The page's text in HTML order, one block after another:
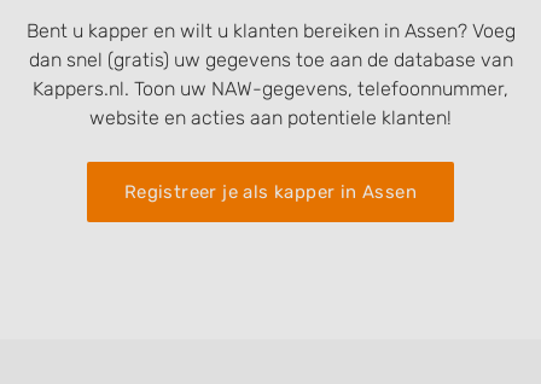
Bent u kapper en wilt u klanten bereiken in Assen? Voeg
dan snel (gratis) uw gegevens toe aan de database van
Kappers.nl. Toon uw NAW-gegevens, telefoonnummer,
website en acties aan potentiele klanten!
Registreer je als kapper in Assen